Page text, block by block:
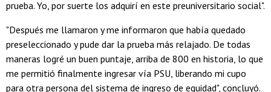
prueba. Yo, por suerte los adquirí en este preuniversitario social".
"Después me llamaron y me informaron que había quedado
preseleccionado y pude dar la prueba más relajado. De todas
maneras logré un buen puntaje, arriba de 800 en historia, lo que
me permitió finalmente ingresar vía PSU, liberando mi cupo
para otra persona del sistema de ingreso de equidad", concluyó.